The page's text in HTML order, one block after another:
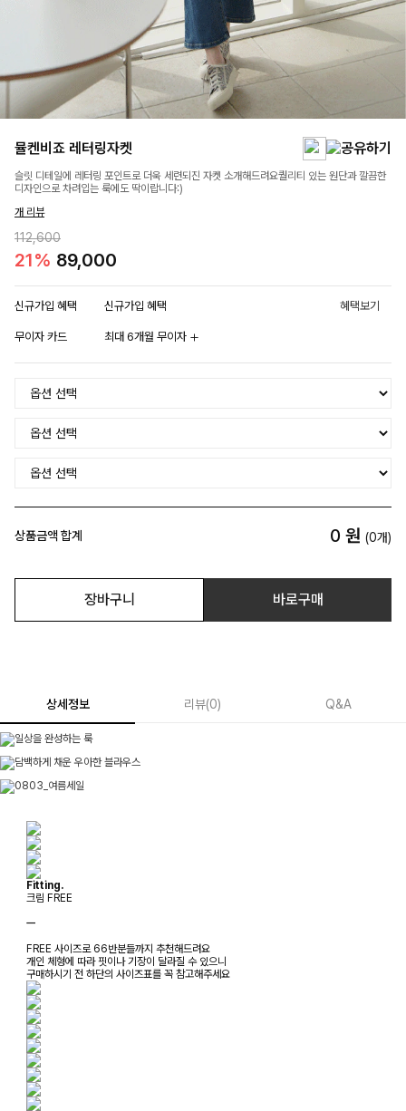
뮬켄비죠 레터링자켓
슬릿 디테일에 레터링 포인트로 더욱 세련되진 자켓 소개해드려요퀄리티 있는 원단과 깔끔한
디자인으로 차려입는 룩에도 딱이랍니다:)
개 리뷰
112,600
21% 89,000
신규가입 혜택 신규가입 혜택 혜택보기
무이자 카드 최대 6개월 무이자
상품금액 합계 0 원 (0개)
장바구니 바로구매
상세정보 리뷰(0) Q&A
Fitting.
크림 FREE
ㅡ
FREE 사이즈로 66반분들까지 추천해드려요
개인 체형에 따라 핏이나 기장이 달라질 수 있으니
구매하시기 전 하단의 사이즈표를 꼭 참고해주세요